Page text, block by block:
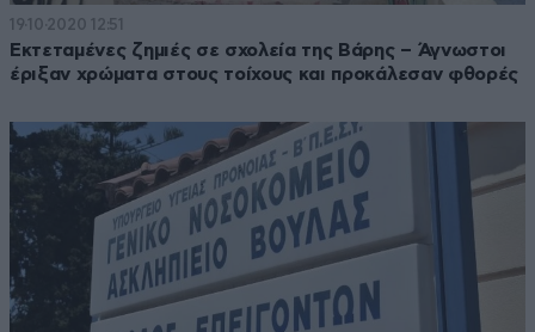
19·10·2020 12:51
Εκτεταμένες ζημιές σε σχολεία της Βάρης – Άγνωστοι
έριξαν χρώματα στους τοίχους και προκάλεσαν φθορές